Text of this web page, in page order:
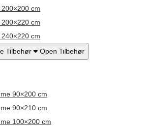
cm
cm
cm
Tilbehør Open Tilbehør
90×200 cm
90×210 cm
100×200 cm